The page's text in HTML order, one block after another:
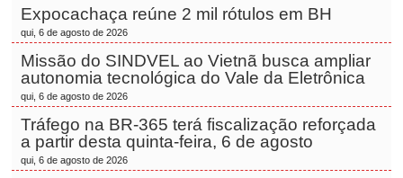
Expocachaça reúne 2 mil rótulos em BH
qui, 6 de agosto de 2026
Missão do SINDVEL ao Vietnã busca ampliar
autonomia tecnológica do Vale da Eletrônica
qui, 6 de agosto de 2026
Tráfego na BR-365 terá fiscalização reforçada
a partir desta quinta-feira, 6 de agosto
qui, 6 de agosto de 2026